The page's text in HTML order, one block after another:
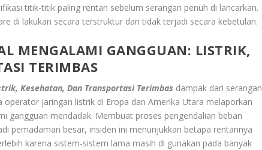
titik-titik paling rentan sebelum serangan penuh di lancarkan.
di lakukan secara terstruktur dan tidak terjadi secara kebetulan.
MENGALAMI GANGGUAN: LISTRIK,
TERIMBAS
Kesehatan, Dan Transportasi Terimbas dampak dari serangan
jaringan listrik di Eropa dan Amerika Utara melaporkan
gangguan mendadak. Membuat proses pengendalian beban
pemadaman besar, insiden ini menunjukkan betapa rentannya
karena sistem-sistem lama masih di gunakan pada banyak